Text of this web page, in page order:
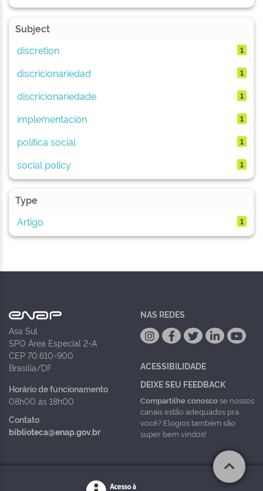
Subject
discretion
1
discricionariedad 1
discricionariedade 1
implementación 1
política social 1
social policy 1
Type
Artigo
1
Asa Sul
SPO Área Especial 2-A
CEP 70.610-900
Brasília/DF
Horário de funcionamento
08h00 às 18h00
Contato
biblioteca@enap.gov.br
NAS REDES
ACESSIBILIDADE
DEIXE SEU FEEDBACK
Compartilhe conoscose nossos
canais estão adequados pra
você? Elogios também são
super bem vindos!